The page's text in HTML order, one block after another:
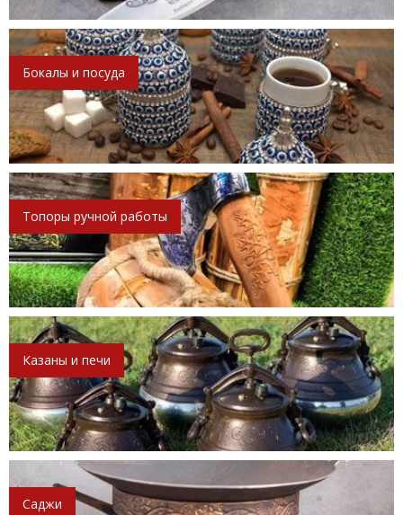
Бокалы и посуда
Топоры ручной работы
Казаны и печи
Саджи